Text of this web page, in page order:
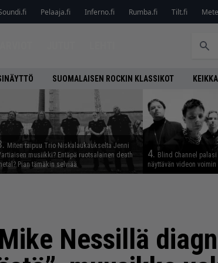
Pelaaja.fi Inferno.fi Rumba.fi Tilt.fi
SUOMALAISEN ROCKIN KLASSIKOT KEIKKA
Miten taipuu Trio Niskalaukaukselta Jenni
musiikki? Entäpä ruotsalainen death
Pian tämäkin selviää
4. Blind Channel
näyttävän videon voimin
Nessillä